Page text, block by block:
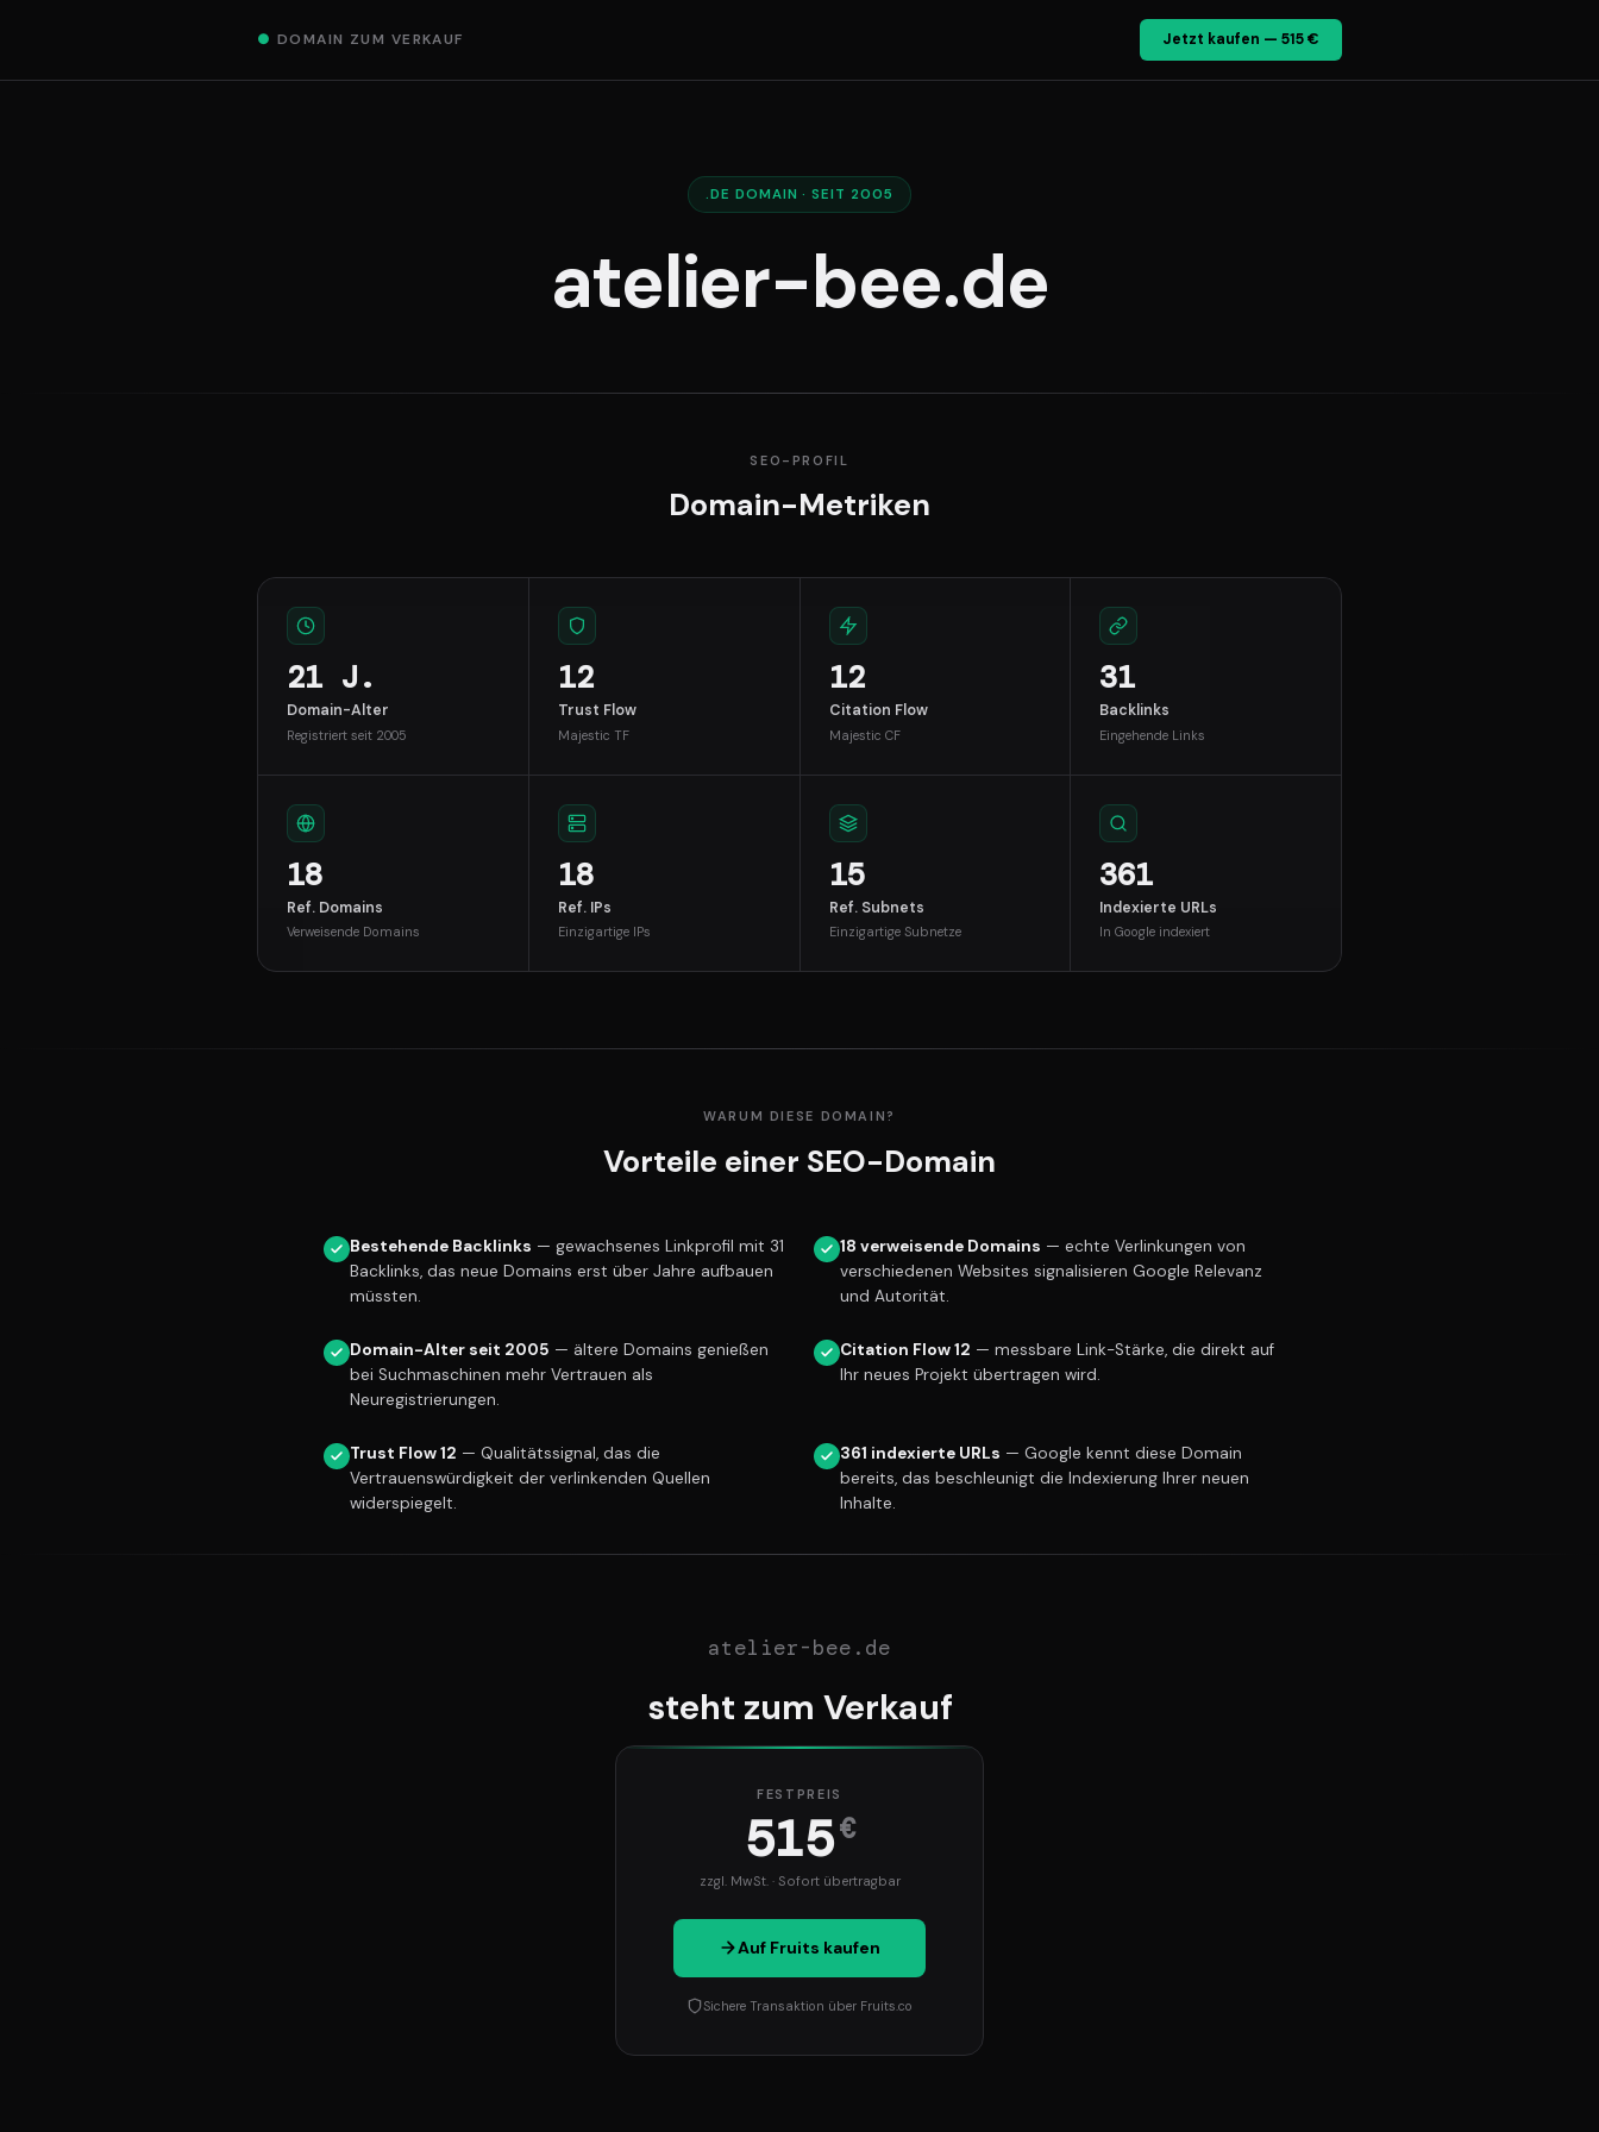
● DOMAIN ZUM VERKAUF Jetzt kaufen — 515 €
.DE DOMAIN · SEIT 2005
atelier-bee.de
SEO-PROFIL
Domain-Metriken
21 J.
Domain-Alter
Registriert seit 2005
12
Trust Flow
Majestic TF
12
Citation Flow
Majestic CF
31
Backlinks
Eingehende Links
18
Ref. Domains
Verweisende Domains
18
Ref. IPs
Einzigartige IPs
15
Ref. Subnets
Einzigartige Subnetze
361
Indexierte URLs
In Google indexiert
WARUM DIESE DOMAIN?
Vorteile einer SEO-Domain
Bestehende Backlinks — gewachsenes Linkprofil mit 31
Backlinks, das neue Domains erst über Jahre aufbauen
müssten.
18 verweisende Domains — echte Verlinkungen von
verschiedenen Websites signalisieren Google Relevanz
und Autorität.
Domain-Alter seit 2005 — ältere Domains genießen
bei Suchmaschinen mehr Vertrauen als
Neuregistrierungen.
Citation Flow 12 — messbare Link-Stärke, die direkt auf
Ihr neues Projekt übertragen wird.
Trust Flow 12 — Qualitätssignal, das die
Vertrauenswürdigkeit der verlinkenden Quellen
widerspiegelt.
361 indexierte URLs — Google kennt diese Domain
bereits, das beschleunigt die Indexierung Ihrer neuen
Inhalte.
atelier-bee.de
steht zum Verkauf
FESTPREIS
515€
zzgl. MwSt. · Sofort übertragbar
Auf Fruits kaufen
Sichere Transaktion über Fruits.co